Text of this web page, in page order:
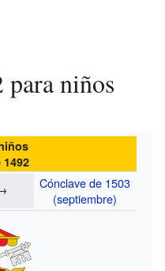
para niños
Cónclave de 1503
(septiembre)